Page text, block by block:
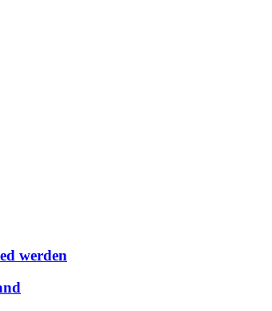
werden